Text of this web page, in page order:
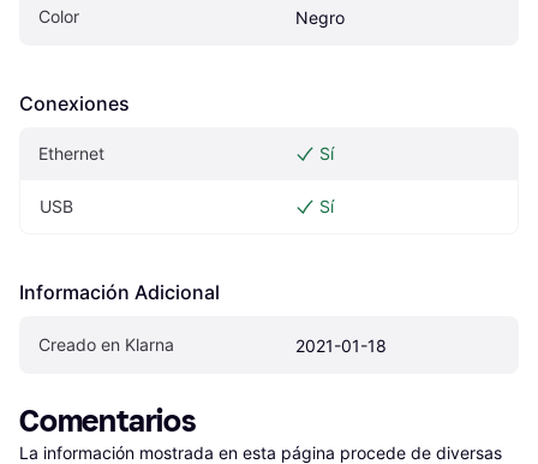
Color Negro
Conexiones
Ethernet Sí
USB Sí
Información Adicional
Creado en Klarna 2021-01-18
Comentarios
La información mostrada en esta página procede de diversas